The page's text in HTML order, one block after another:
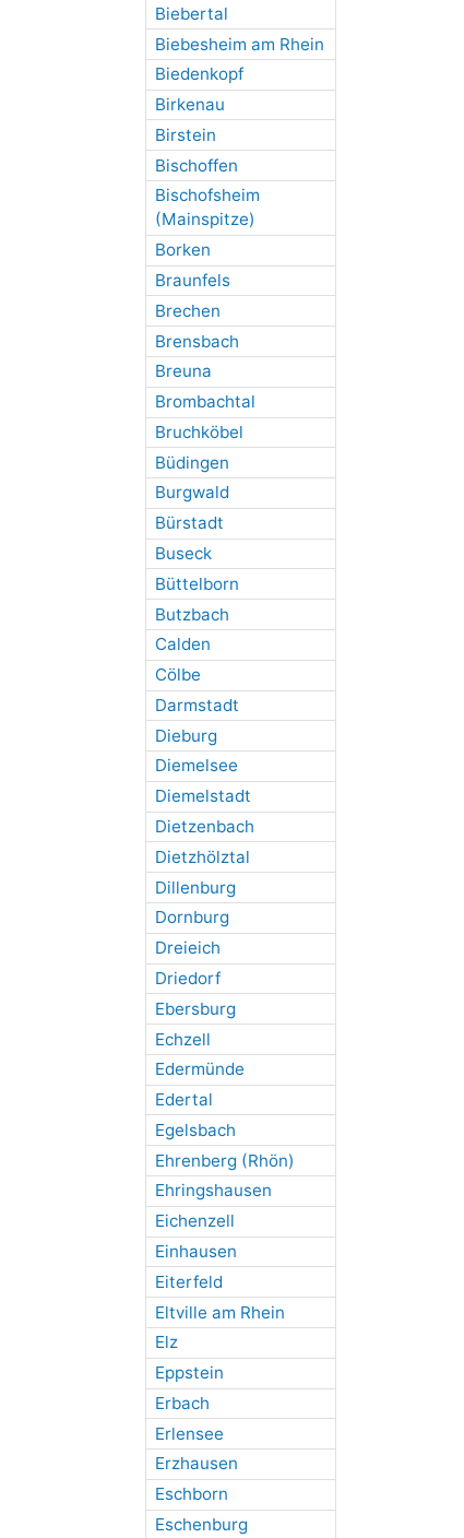
Biebertal
Biebesheim am Rhein
Biedenkopf
Birkenau
Birstein
Bischoffen
Bischofsheim
(Mainspitze)
Borken
Braunfels
Brechen
Brensbach
Breuna
Brombachtal
Bruchköbel
Büdingen
Burgwald
Bürstadt
Buseck
Büttelborn
Butzbach
Calden
Cölbe
Darmstadt
Dieburg
Diemelsee
Diemelstadt
Dietzenbach
Dietzhölztal
Dillenburg
Dornburg
Dreieich
Driedorf
Ebersburg
Echzell
Edermünde
Edertal
Egelsbach
Ehrenberg (Rhön)
Ehringshausen
Eichenzell
Einhausen
Eiterfeld
Eltville am Rhein
Elz
Eppstein
Erbach
Erlensee
Erzhausen
Eschborn
Eschenburg